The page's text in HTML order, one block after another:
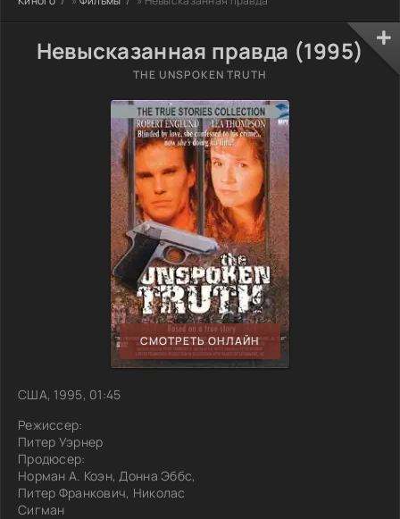
Невысказанная правда (1995)
THE UNSPOKEN TRUTH
СМОТРЕТЬ ОНЛАЙН
США, 1995, 01:45
Режиссер:
Питер Уэрнер
Продюсер:
Норман А. Коэн, Донна Эббс,
Питер Франкович, Николас
Сигман